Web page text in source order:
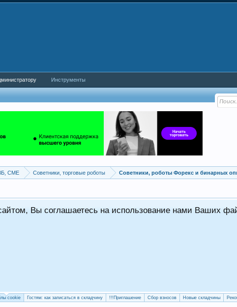
CME Советники, торговые роботы Советники, роботы Форекс и
Вы соглашаетесь на использование нами Ваших
cookie Гостям: как записаться в складчину !!!Приглашение Сбор взносов Новые складчины
Инструменты